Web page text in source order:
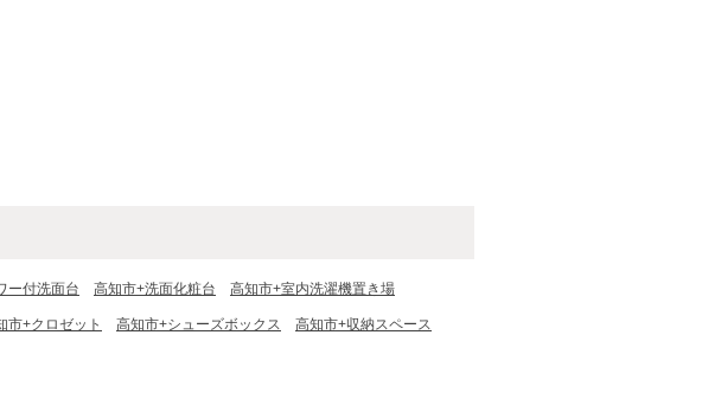
ー付洗面台 高知市+洗面化粧台 高知市+室内洗濯機置き場
市+クロゼット 高知市+シューズボックス 高知市+収納スペース